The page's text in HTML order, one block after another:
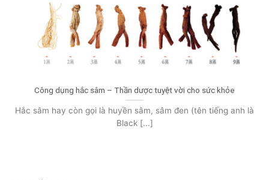
Công dụng hắc sâm – Thần dược tuyệt vời cho sức khỏe
Hắc sâm hay còn gọi là huyền sâm, sâm đen (tên tiếng anh là
Black [...]